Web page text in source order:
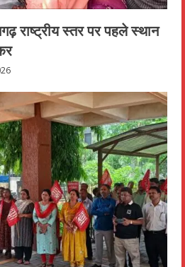
राष्ट्रीय स्तर पर पहले स्थान